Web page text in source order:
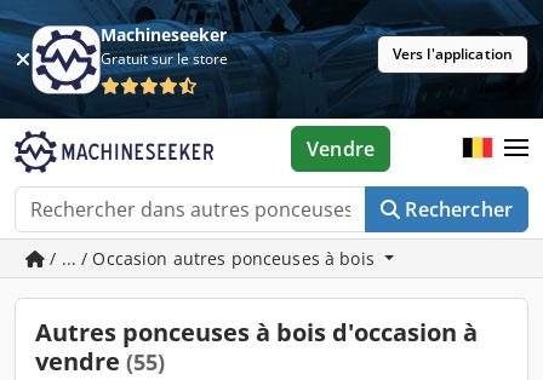
Machineseeker
Gratuit sur le store Vers l'application
Rechercher
Vendre
/ ... / Occasion autres ponceuses à bois
Autres ponceuses à bois d'occasion à
vendre (55)